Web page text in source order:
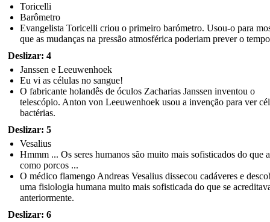
Toricelli
Barômetro
Evangelista Toricelli criou o primeiro barómetro. Usou-o para
que as mudanças na pressão atmosférica poderiam prever o
Deslizar: 4
Janssen e Leeuwenhoek
Eu vi as células no sangue!
O fabricante holandês de óculos Zacharias Janssen inventou o
telescópio. Anton von Leeuwenhoek usou a invenção para ver
bactérias.
Deslizar: 5
Vesalius
Hmmm ... Os seres humanos são muito mais sofisticados do que
como porcos ...
O médico flamengo Andreas Vesalius dissecou cadáveres e
uma fisiologia humana muito mais sofisticada do que se
anteriormente.
Deslizar: 6